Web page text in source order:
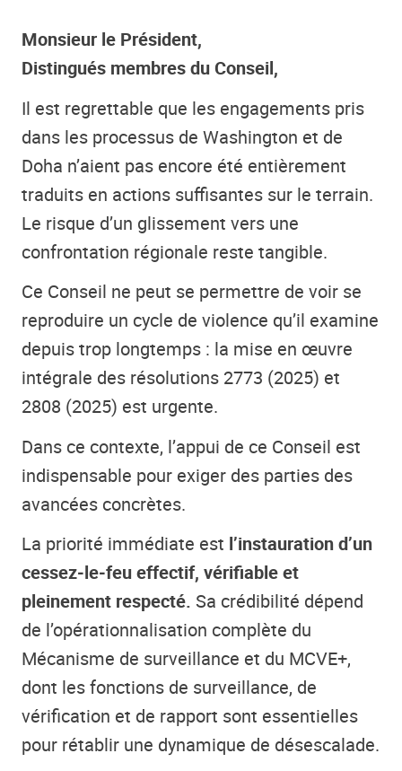
Monsieur le Président,
Distingués membres du Conseil,
Il est regrettable que les engagements pris
dans les processus de Washington et de
Doha n’aient pas encore été entièrement
traduits en actions suffisantes sur le terrain.
Le risque d’un glissement vers une
confrontation régionale reste tangible.
Ce Conseil ne peut se permettre de voir se
reproduire un cycle de violence qu’il examine
depuis trop longtemps : la mise en œuvre
intégrale des résolutions 2773 (2025) et
2808 (2025) est urgente.
Dans ce contexte, l’appui de ce Conseil est
indispensable pour exiger des parties des
avancées concrètes.
La priorité immédiate est l’instauration d’un
cessez‑le‑feu effectif, vérifiable et
pleinement respecté. Sa crédibilité dépend
de l’opérationnalisation complète du
Mécanisme de surveillance et du MCVE+,
dont les fonctions de surveillance, de
vérification et de rapport sont essentielles
pour rétablir une dynamique de désescalade.